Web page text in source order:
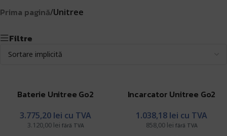
Prima pagină/Unitree
Filtre
Baterie Unitree Go2
3.120,00 lei fără TVA
3.775,20 lei cu TVA
Incarcator Unitree Go2
858,00 lei fără TVA
1.038,18 lei cu TVA